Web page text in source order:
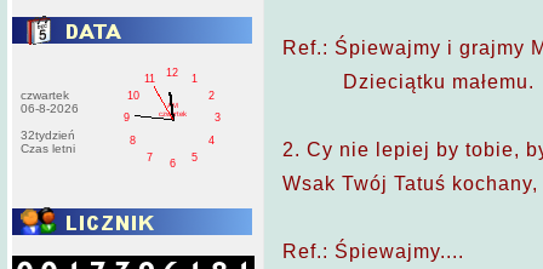
czwartek
06-8-2026
32tydzień
Czas letni
1
2
3
4
5
6
7
8
9
10
11
12
AM
czwartek
Ref.: Śpiewajmy i grajmy
Dzieciątku małemu.
2. Cy nie lepiej by tobie,
Wsak Twój Tatuś
Ref.: Śpiewajmy....